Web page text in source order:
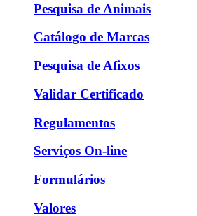
Pesquisa de Animais
Catálogo de Marcas
Pesquisa de Afixos
Validar Certificado
Regulamentos
Serviços On-line
Formulários
Valores